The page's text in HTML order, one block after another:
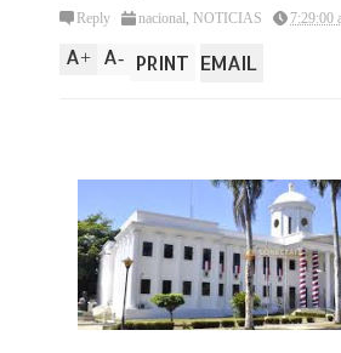
Reply nacional, NOTICIAS 7:29:00
A+ A- PRINT EMAIL